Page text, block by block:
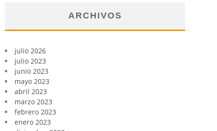
ARCHIVOS
julio 2026
julio 2023
junio 2023
mayo 2023
abril 2023
marzo 2023
febrero 2023
enero 2023